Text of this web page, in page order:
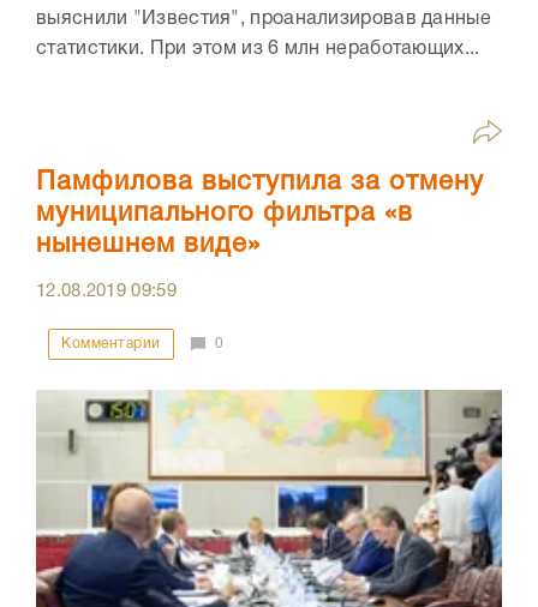
выяснили "Известия", проанализировав данные
статистики. При этом из 6 млн неработающих...
Памфилова выступила за отмену
муниципального фильтра «в
нынешнем виде»
12.08.201909:59
Комментарии 0